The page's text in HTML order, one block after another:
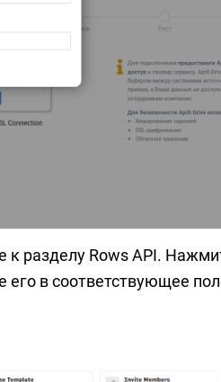
к разделу Rows API.
его в соответствующее